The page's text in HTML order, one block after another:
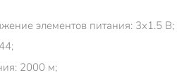
элементов питания: 3х1.5 В;
2000 м;